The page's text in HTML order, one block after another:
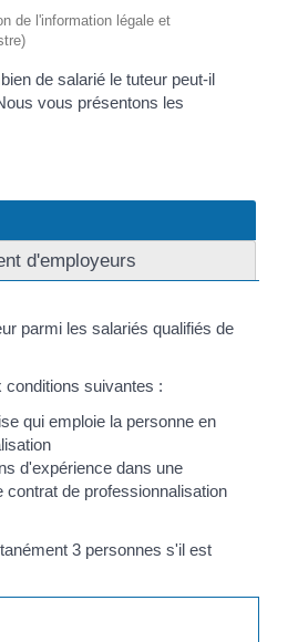
de l'information légale et
de salarié le tuteur peut-il
vous présentons les
d'employeurs
parmi les salariés qualifiés de
conditions suivantes :
qui emploie la personne en
d'expérience dans une
contrat de professionnalisation
3 personnes s'il est